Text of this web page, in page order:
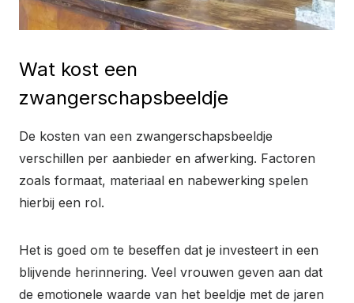
Wat kost een
zwangerschapsbeeldje
De kosten van een zwangerschapsbeeldje
verschillen per aanbieder en afwerking. Factoren
zoals formaat, materiaal en nabewerking spelen
hierbij een rol.
Het is goed om te beseffen dat je investeert in een
blijvende herinnering. Veel vrouwen geven aan dat
de emotionele waarde van het beeldje met de jaren